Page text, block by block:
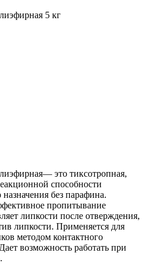
5 кг
это тиксотропная,
способности
без парафина.
пропитывание
липкости после отверждения,
липкости. Применяется для
методом контактного
возможность работать при